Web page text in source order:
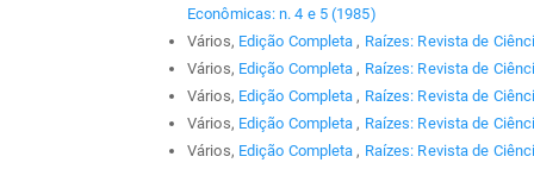
Econômicas: n. 4 e 5 (1985)
Vários, Edição Completa, Raízes: Revista de
Vários, Edição Completa, Raízes: Revista de
Vários, Edição Completa, Raízes: Revista de
Vários, Edição Completa, Raízes: Revista de
Vários, Edição Completa, Raízes: Revista de